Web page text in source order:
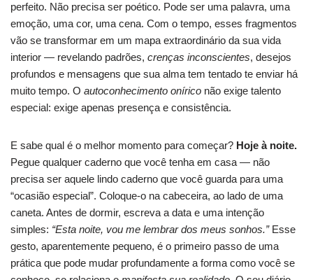
perfeito. Não precisa ser poético. Pode ser uma palavra, uma
emoção, uma cor, uma cena. Com o tempo, esses fragmentos
vão se transformar em um mapa extraordinário da sua vida
interior — revelando padrões, crenças inconscientes, desejos
profundos e mensagens que sua alma tem tentado te enviar há
muito tempo. O autoconhecimento onírico não exige talento
especial: exige apenas presença e consistência.
E sabe qual é o melhor momento para começar? Hoje à noite.
Pegue qualquer caderno que você tenha em casa — não
precisa ser aquele lindo caderno que você guarda para uma
“ocasião especial”. Coloque-o na cabeceira, ao lado de uma
caneta. Antes de dormir, escreva a data e uma intenção
simples: “Esta noite, vou me lembrar dos meus sonhos.”Esse
gesto, aparentemente pequeno, é o primeiro passo de uma
prática que pode mudar profundamente a forma como você se